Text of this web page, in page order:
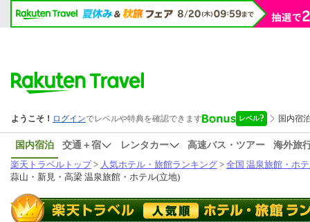
国内宿泊 交通＋宿 レンタカー 高速バス・ツアー
海外旅
楽天トラベルトップ> 人気ホテル・旅館ランキング > 全国 温泉旅館・ホ
蒜山・新見・高梁 温泉旅館・ホテル(立地)